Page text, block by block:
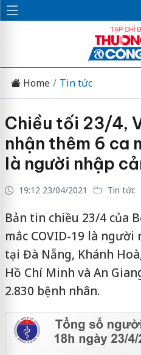
Home Tin tức
Chiều tối 23/4,
nhận thêm 6 ca
là người nhập
19:12 23/04/2021 Tin tức
Bản tin chiều 23/4 của
mắc COVID-19 là người
tại Đà Nẵng, Khánh
Hồ Chí Minh và An
2.830 bệnh nhân.